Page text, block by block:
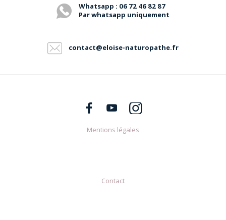
Whatsapp : 06 72 46 82 87
Par whatsapp uniquement
contact@eloise-naturopathe.fr
Mentions légales
Contact